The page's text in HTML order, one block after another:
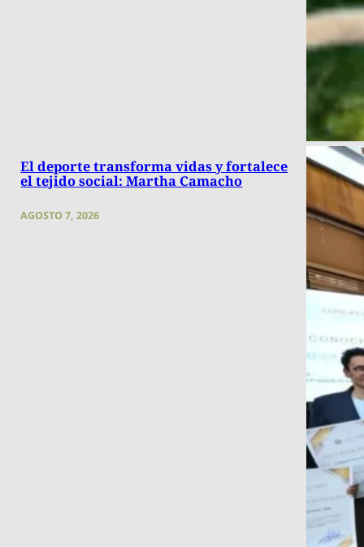
El deporte transforma vidas y fortalece
el tejido social: Martha Camacho
AGOSTO 7, 2026